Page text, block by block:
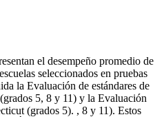
el desempeño promedio de
seleccionados en pruebas
la Evaluación de estándares de
5, 8 y 11) y la Evaluación
(grados 5). , 8 y 11). Estos